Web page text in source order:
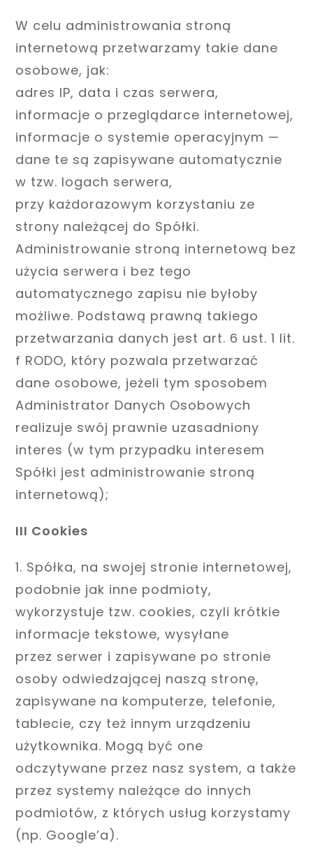
W celu administrowania stroną
internetową przetwarzamy takie dane
osobowe, jak:
adres IP, data i czas serwera,
informacje o przeglądarce internetowej,
informacje o systemie operacyjnym —
dane te są zapisywane automatycznie
w tzw. logach serwera,
przy każdorazowym korzystaniu ze
strony należącej do Spółki.
Administrowanie stroną internetową bez
użycia serwera i bez tego
automatycznego zapisu nie byłoby
możliwe. Podstawą prawną takiego
przetwarzania danych jest art. 6 ust. 1 lit.
f RODO, który pozwala przetwarzać
dane osobowe, jeżeli tym sposobem
Administrator Danych Osobowych
realizuje swój prawnie uzasadniony
interes (w tym przypadku interesem
Spółki jest administrowanie stroną
internetową);
III Cookies
1. Spółka, na swojej stronie internetowej,
podobnie jak inne podmioty,
wykorzystuje tzw. cookies, czyli krótkie
informacje tekstowe, wysyłane
przez serwer i zapisywane po stronie
osoby odwiedzającej naszą stronę,
zapisywane na komputerze, telefonie,
tablecie, czy też innym urządzeniu
użytkownika. Mogą być one
odczytywane przez nasz system, a także
przez systemy należące do innych
podmiotów, z których usług korzystamy
(np. Google’a).